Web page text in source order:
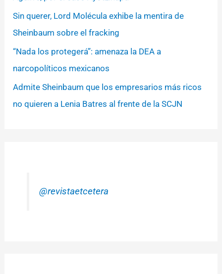
Sin querer, Lord Molécula exhibe la mentira de
Sheinbaum sobre el fracking
“Nada los protegerá”: amenaza la DEA a
narcopolíticos mexicanos
Admite Sheinbaum que los empresarios más ricos
no quieren a Lenia Batres al frente de la SCJN
@revistaetcetera